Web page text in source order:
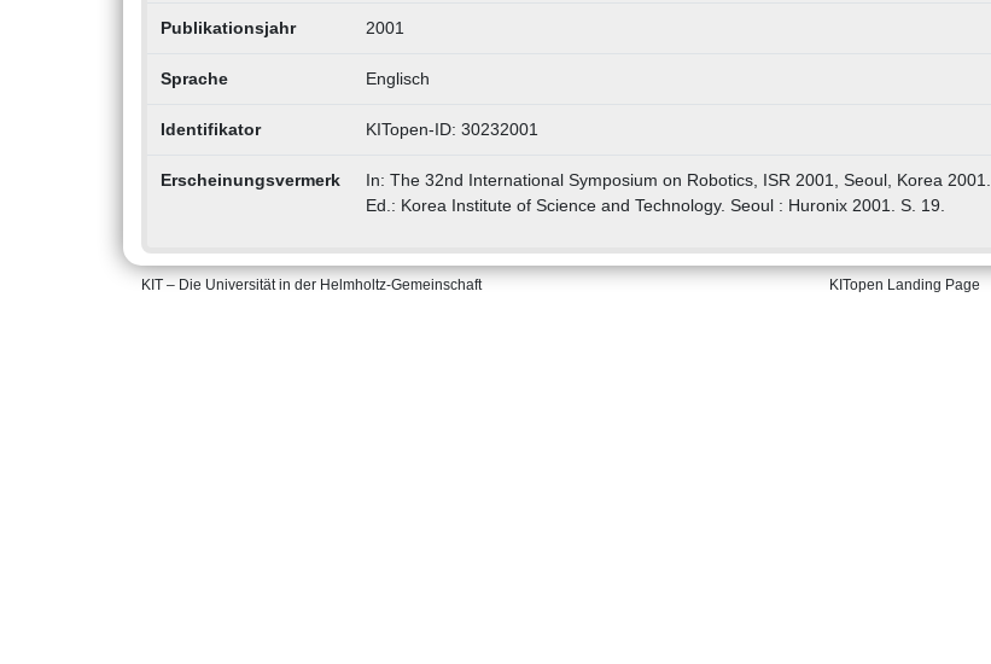
Publikationsjahr 2001
Sprache Englisch
Identifikator KITopen-ID: 30232001
Erscheinungsvermerk
In: The 32nd International Symposium on Robotics, ISR 2001, Seoul, Korea 2001.
Ed.: Korea Institute of Science and Technology. Seoul : Huronix 2001. S. 19.
KIT – Die Universität in der Helmholtz-Gemeinschaft KITopen Landing Page